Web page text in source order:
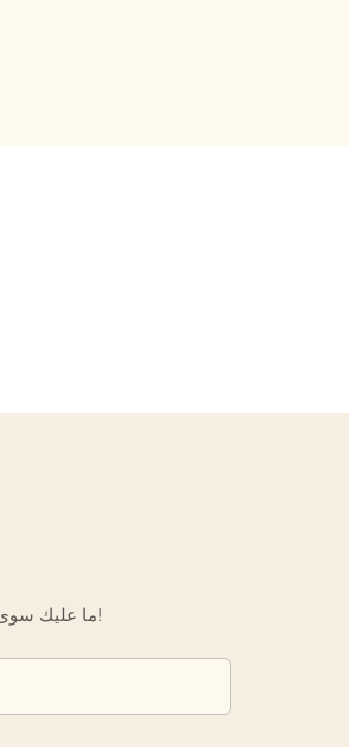
ما عليك سوى ترك بريدك الإلكتروني أو رقم هاتفك في نموذج الاتصال حتى نتمكن من إرسال عرض أسعار مجاني لك لمجموعة واسعة من التصاميم لدينا!